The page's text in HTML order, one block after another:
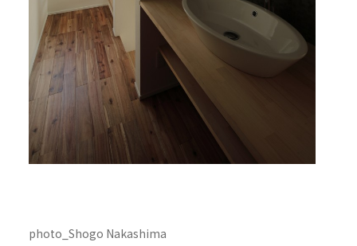
photo_Shogo Nakashima